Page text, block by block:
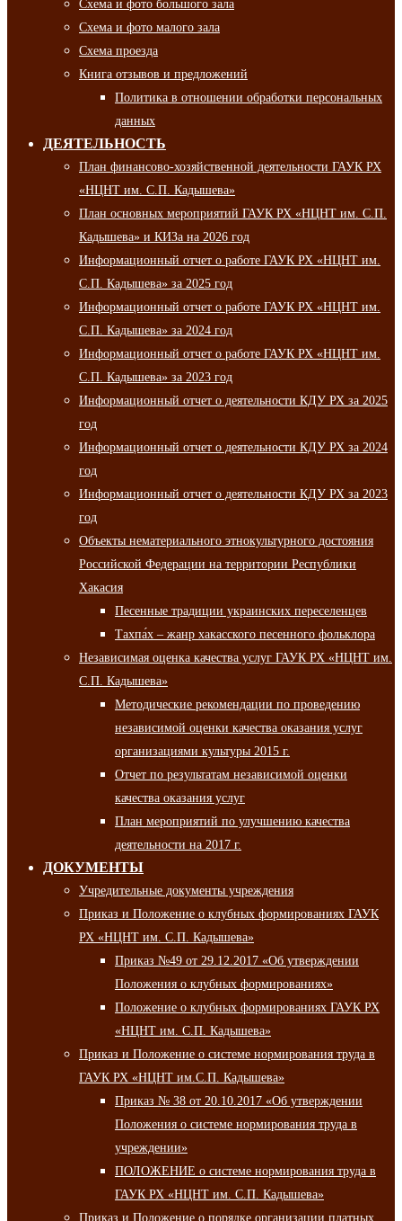
Схема и фото большого зала
Схема и фото малого зала
Схема проезда
Книга отзывов и предложений
Политика в отношении обработки персональных
данных
ДЕЯТЕЛЬНОСТЬ
План финансово-хозяйственной деятельности ГАУК РХ
«НЦНТ им. С.П. Кадышева»
План основных мероприятий ГАУК РХ «НЦНТ им. С.П.
Кадышева» и КИЗа на 2026 год
Информационный отчет о работе ГАУК РХ «НЦНТ им.
С.П. Кадышева» за 2025 год
Информационный отчет о работе ГАУК РХ «НЦНТ им.
С.П. Кадышева» за 2024 год
Информационный отчет о работе ГАУК РХ «НЦНТ им.
С.П. Кадышева» за 2023 год
Информационный отчет о деятельности КДУ РХ за 2025
год
Информационный отчет о деятельности КДУ РХ за 2024
год
Информационный отчет о деятельности КДУ РХ за 2023
год
Объекты нематериального этнокультурного достояния
Российской Федерации на территории Республики
Хакасия
Песенные традиции украинских переселенцев
Тахпа́х – жанр хакасского песенного фольклора
Независимая оценка качества услуг ГАУК РХ «НЦНТ им.
С.П. Кадышева»
Методические рекомендации по проведению
независимой оценки качества оказания услуг
организациями культуры 2015 г.
Отчет по результатам независимой оценки
качества оказания услуг
План мероприятий по улучшению качества
деятельности на 2017 г.
ДОКУМЕНТЫ
Учредительные документы учреждения
Приказ и Положение о клубных формированиях ГАУК
РХ «НЦНТ им. С.П. Кадышева»
Приказ №49 от 29.12.2017 «Об утверждении
Положения о клубных формированиях»
Положение о клубных формированиях ГАУК РХ
«НЦНТ им. С.П. Кадышева»
Приказ и Положение о системе нормирования труда в
ГАУК РХ «НЦНТ им.С.П. Кадышева»
Приказ № 38 от 20.10.2017 «Об утверждении
Положения о системе нормирования труда в
учреждении»
ПОЛОЖЕНИЕ о системе нормирования труда в
ГАУК РХ «НЦНТ им. С.П. Кадышева»
Приказ и Положение о порядке организации платных